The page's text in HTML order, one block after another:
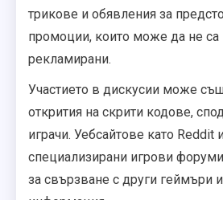
трикове и обявления за
промоции, които може да не
рекламирани.
Участието в дискусии може
открития на скрити кодове,
играчи. Уебсайтове като Reddit
специализирани игрови
за свързване с други геймъри